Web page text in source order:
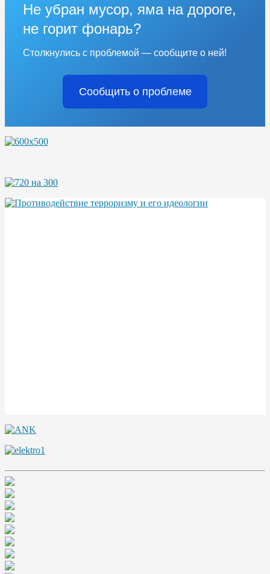
Не убран мусор, яма на дороге,
не горит фонарь?
Столкнулись с проблемой — сообщите о ней!
Сообщить о проблеме